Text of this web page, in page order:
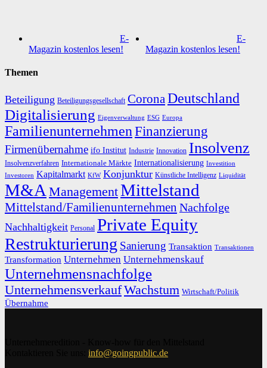
E-
Magazin kostenlos lesen!
E-
Magazin kostenlos lesen!
Themen
Beteiligung Beteiligungsgesellschaft CoronaDeutschland
Digitalisierung Eigenverwaltung ESG Europa
Familienunternehmen Finanzierung
Firmenübernahme ifo Institut Industrie Innovation Insolvenz
Insolvenzverfahren Internationale Märkte Internationalisierung Investition
Investoren Kapitalmarkt KfW Konjunktur Künstliche Intelligenz Liquidität
M&A ManagementMittelstand
Mittelstand/Familienunternehmen Nachfolge
Nachhaltigkeit Personal Private Equity
Restrukturierung Sanierung Transaktion Transaktionen
Transformation Unternehmen Unternehmenskauf
Unternehmensnachfolge
UnternehmensverkaufWachstum Wirtschaft/Politik
Übernahme
info@goingpublic.de